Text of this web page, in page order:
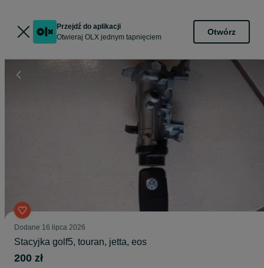
Przejdź do aplikacji
Otwieraj OLX jednym tapnięciem
Otwórz
Dodane 16 lipca 2026
Stacyjka golf5, touran, jetta, eos
200 zł